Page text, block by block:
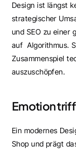
Design ist längst
strategischer
und SEO zu einer
auf  Algorithmus.
Zusammenspiel
auszuschöpfen.
Emotion
Ein modernes
Shop und prägt